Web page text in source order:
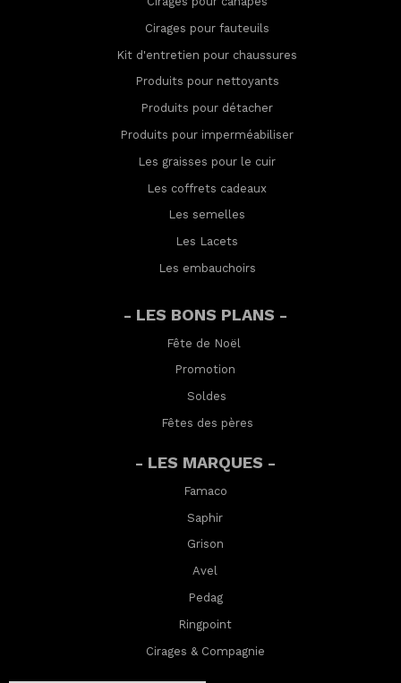
Cirages pour fauteuils
Kit d'entretien pour chaussures
Produits pour nettoyants
Produits pour détacher
Produits pour imperméabiliser
Les graisses pour le cuir
Les coffrets cadeaux
Les semelles
Les Lacets
Les embauchoirs
- LES BONS PLANS -
Fête de Noël
Promotion
Soldes
Fêtes des pères
- LES MARQUES -
Famaco
Saphir
Grison
Avel
Pedag
Ringpoint
Cirages & Compagnie